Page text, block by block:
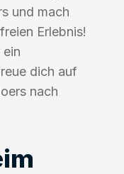
und mach
Erlebnis!
dich auf
nach